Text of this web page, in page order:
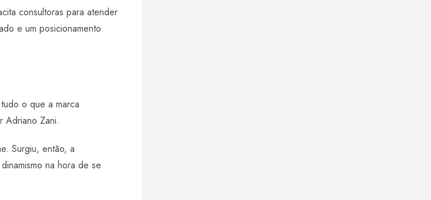
consultoras para atender
e um posicionamento
o que a marca
Adriano Zani.
Surgiu, então, a
na hora de se